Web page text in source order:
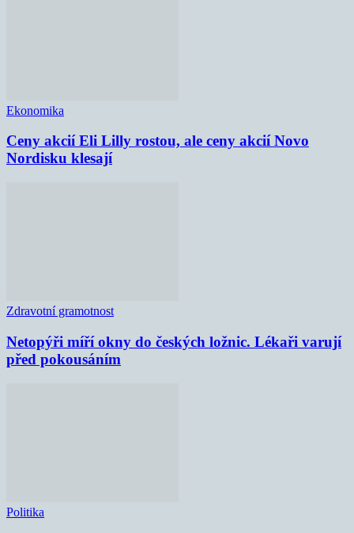
Ekonomika
Ceny akcií Eli Lilly rostou, ale ceny akcií Novo
Nordisku klesají
Zdravotní gramotnost
Netopýři míří okny do českých ložnic. Lékaři varují
před pokousáním
Politika